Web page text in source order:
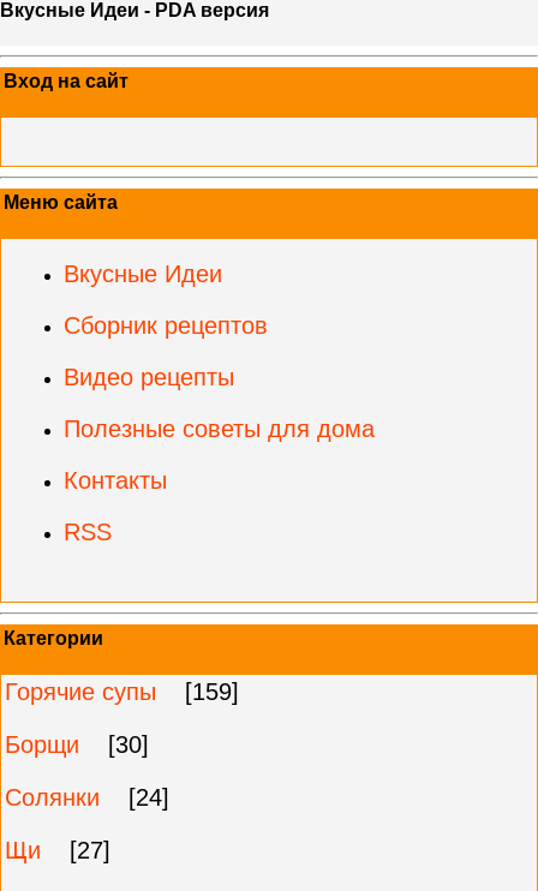
Вкусные Идеи - PDA версия
Вход на сайт
Меню сайта
Вкусные Идеи
Сборник рецептов
Видео рецепты
Полезные советы для дома
Контакты
RSS
Категории
Горячие супы
[159]
Борщи
[30]
Солянки
[24]
Щи
[27]